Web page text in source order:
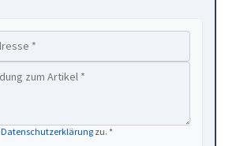
Datenschutzerklärung zu. *